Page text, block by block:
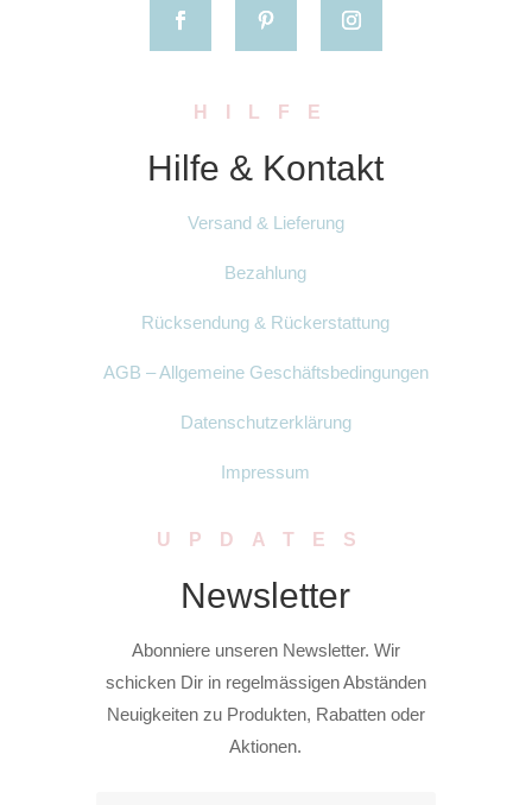
HILFE
Hilfe & Kontakt
Versand & Lieferung
Bezahlung
Rücksendung & Rückerstattung
AGB – Allgemeine Geschäftsbedingungen
Datenschutzerklärung
Impressum
UPDATES
Newsletter
Abonniere unseren Newsletter. Wir
schicken Dir in regelmässigen Abständen
Neuigkeiten zu Produkten, Rabatten oder
Aktionen.